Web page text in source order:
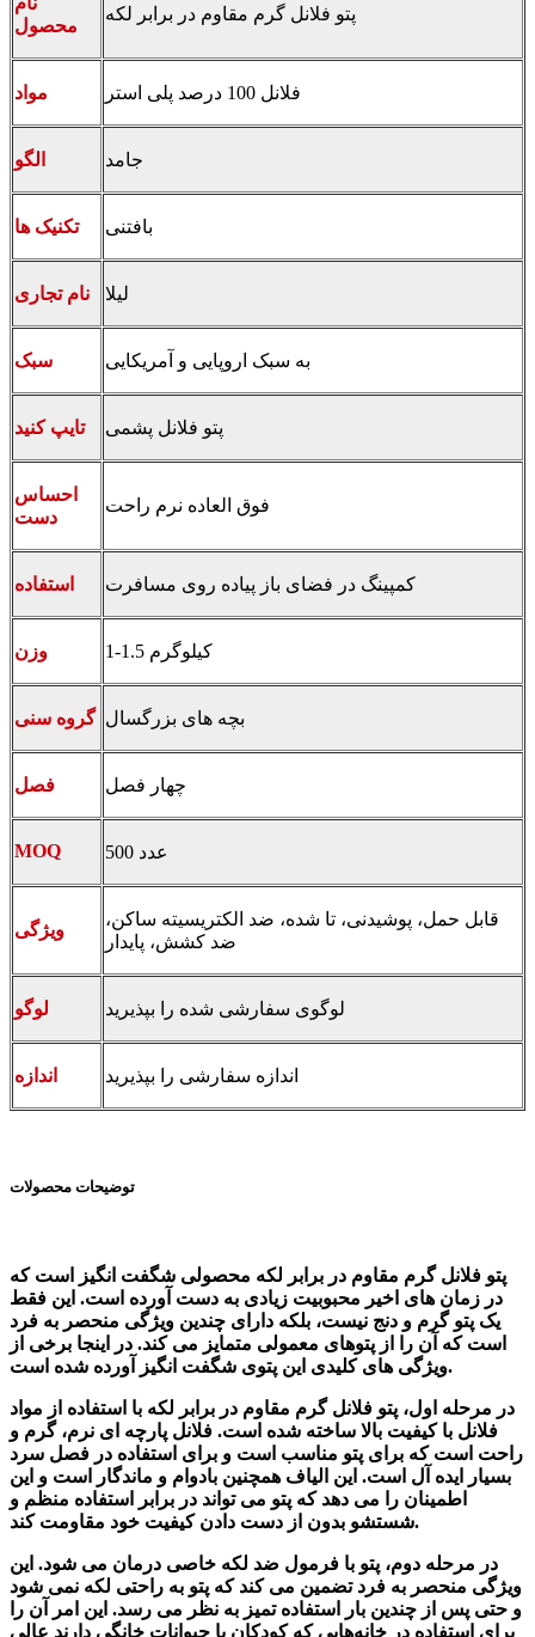
محصول
پتو فلانل گرم مقاوم در برابر لکه
مواد فلانل 100 درصد پلی استر
الگو جامد
تکنیک ها بافتنی
نام تجاری لیلا
سبک به سبک اروپایی و آمریکایی
تایپ کنید پتو فلانل پشمی
احساس
دست
فوق العاده نرم راحت
استفاده کمپینگ در فضای باز پیاده روی مسافرت
وزن 1-1.5 کیلوگرم
گروه سنی بچه های بزرگسال
فصل چهار فصل
MOQ 500 عدد
ویژگی
قابل حمل، پوشیدنی، تا شده، ضد الکتریسیته ساکن،
ضد کشش، پایدار
لوگو لوگوی سفارشی شده را بپذیرید
اندازه اندازه سفارشی را بپذیرید
توضیحات محصولات
پتو فلانل گرم مقاوم در برابر لکه محصولی شگفت انگیز است که
در زمان های اخیر محبوبیت زیادی به دست آورده است. این فقط
یک پتو گرم و دنج نیست، بلکه دارای چندین ویژگی منحصر به فرد
است که آن را از پتوهای معمولی متمایز می کند. در اینجا برخی از
ویژگی های کلیدی این پتوی شگفت انگیز آورده شده است.
در مرحله اول، پتو فلانل گرم مقاوم در برابر لکه با استفاده از مواد
فلانل با کیفیت بالا ساخته شده است. فلانل پارچه ای نرم، گرم و
راحت است که برای پتو مناسب است و برای استفاده در فصل سرد
بسیار ایده آل است. این الیاف همچنین بادوام و ماندگار است و این
اطمینان را می دهد که پتو می تواند در برابر استفاده منظم و
شستشو بدون از دست دادن کیفیت خود مقاومت کند.
در مرحله دوم، پتو با فرمول ضد لکه خاصی درمان می شود. این
ویژگی منحصر به فرد تضمین می کند که پتو به راحتی لکه نمی شود
و حتی پس از چندین بار استفاده تمیز به نظر می رسد. این امر آن را
برای استفاده در خانه‌هایی که کودکان یا حیوانات خانگی دارند عالی